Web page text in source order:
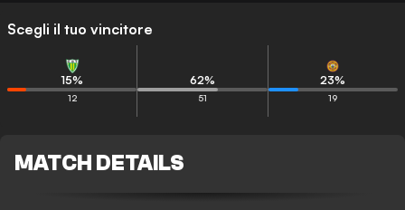
Scegli il tuo vincitore
15%
12
62%
51
23%
19
MATCH DETAILS